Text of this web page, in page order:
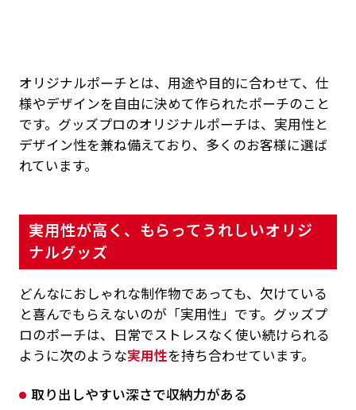
オリジナルポーチとは、用途や目的に合わせて、仕
様やデザインを自由に決めて作られたポーチのこと
です。グッズプロのオリジナルポーチは、実用性と
デザイン性を兼ね備えており、多くのお客様に選ば
れています。
実用性が高く、もらってうれしいオリジ
ナルグッズ
どんなにおしゃれな制作物であっても、欠けている
と喜んでもらえないのが「実用性」です。グッズプ
ロのポーチは、日常でストレスなく使い続けられる
ように次のような実用性を持ち合わせています。
取り出しやすい深さで収納力がある